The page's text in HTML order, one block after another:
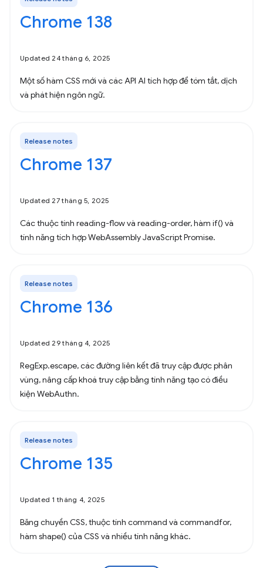
Chrome 138
Updated 24 tháng 6, 2025
Một số hàm CSS mới và các API AI tích hợp để tóm tắt, dịch
và phát hiện ngôn ngữ.
Release notes
Chrome 137
Updated 27 tháng 5, 2025
Các thuộc tính reading-flow và reading-order, hàm if() và
tính năng tích hợp WebAssembly JavaScript Promise.
Release notes
Chrome 136
Updated 29 tháng 4, 2025
RegExp.escape, các đường liên kết đã truy cập được phân
vùng, nâng cấp khoá truy cập bằng tính năng tạo có điều
kiện WebAuthn.
Release notes
Chrome 135
Updated 1 tháng 4, 2025
Băng chuyền CSS, thuộc tính command và commandfor,
hàm shape() của CSS và nhiều tính năng khác.